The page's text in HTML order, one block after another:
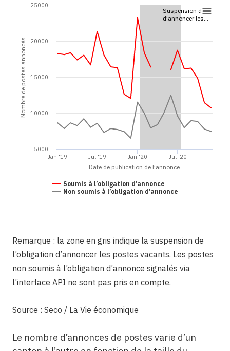
Suspension de …
d’annoncer les…
Date de publication de l’annonce
Nombre de postes annoncés
Soumis à l’obligation d’annonce
Non soumis à l’obligation d’annonce
Jan '19 Jul '19 Jan '20 Jul '20
5000
10000
15000
20000
25000
Remarque : la zone en gris indique la suspension de
l’obligation d’annoncer les postes vacants. Les postes
non soumis à l’obligation d’annonce signalés via
l’interface API ne sont pas pris en compte.
Source : Seco / La Vie économique
Le nombre d’annonces de postes varie d’un